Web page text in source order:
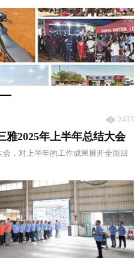
2433
2025年上半年总结大会
，对上半年的工作成果展开全面回